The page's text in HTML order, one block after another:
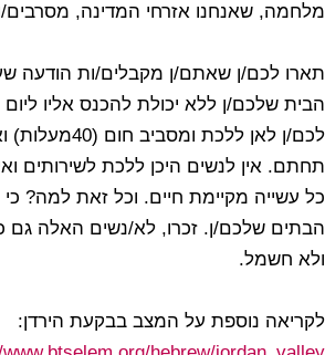
מלחמה, שאנחנו אזרחי המדינה, מסרבים/
תארו לכם/ן שאתם/ן מקבלים/ות הודעה
הבית שלכם/ן ללא יכולת להכנס אליו
לכם/ן לאן ללכת
תחתם. אין לנשים היכן ללכת לשירותים
כל עשייה מקיימת חיים. וכל זאת למה?
הבתים שלכם/ן. זכרו, לא/נשים האלה גם
ולא חשמל.
לקריאה נוספת על המצב בבקעת הירדן: